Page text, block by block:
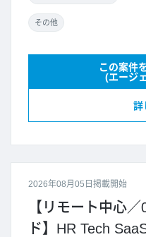
その他
詳
この案件
(エージ
2026年08月05日掲載開始
【リモート中心
ド】HR Tech